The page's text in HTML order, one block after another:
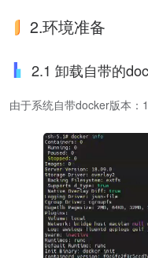
2.环境准备
2.1 卸载自带的
由于系统自带docker版本：